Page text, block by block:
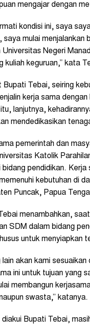
mengajar dengan
kondisi ini, saya
saya mulai
Universitas Negeri
kuliah keguruan,” kata
Bupati Tebai, seiring
kerja sama
lanjutnya,
mendedikasikan
pemerintah dan
Katolik
bidang pendidikan.
kebutuhan di
Puncak, Papua
menambahkan,
SDM dalam bidang
untuk menyiapkan
lain akan kami
ini untuk tujuan yang
membangun
swasta,” katanya.
diakui Bupati Tebai,